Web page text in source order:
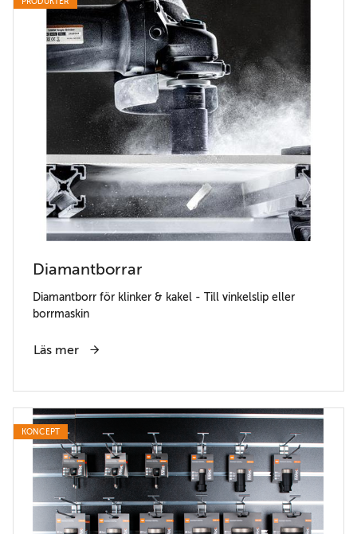
Diamantborrar
Diamantborr för klinker & kakel - Till vinkelslip eller
borrmaskin
Läs mer
KONCEPT